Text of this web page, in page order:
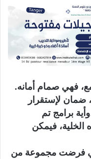
فهي صمام أمانه.
، ضمان لإستقرار
برامج تم
فيمكن
فرضت مجموعة من